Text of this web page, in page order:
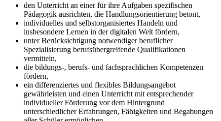
den Unterricht an einer für ihre Aufgaben spezifischen
Pädagogik ausrichten, die Handlungsorientierung betont,
individuelles und selbstorganisiertes Handeln und
insbesondere Lernen in der digitalen Welt fördern,
unter Berücksichtigung notwendiger beruflicher
Spezialisierung berufsübergreifende Qualifikationen
vermitteln,
die bildungs-, berufs- und fachsprachlichen Kompetenzen
fördern,
ein differenziertes und flexibles Bildungsangebot
gewährleisten und einen Unterricht mit entsprechender
individueller Förderung vor dem Hintergrund
unterschiedlicher Erfahrungen, Fähigkeiten und Begabungen